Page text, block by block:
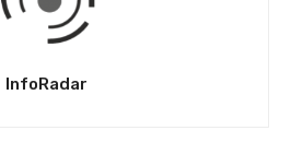
InfoRadar